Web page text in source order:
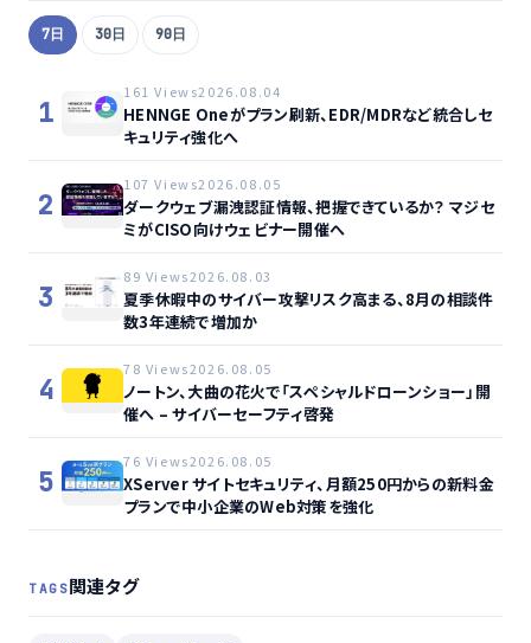
7日 30日 90日
1
161 Views2026.08.04
HENNGE Oneがプラン刷新、EDR/MDRなど統合しセ
キュリティ強化へ
2
107 Views2026.08.05
ダークウェブ漏洩認証情報、把握できているか？ マジセ
ミがCISO向けウェビナー開催へ
3
89 Views2026.08.03
夏季休暇中のサイバー攻撃リスク高まる、8月の相談件
数3年連続で増加か
4
78 Views2026.08.05
ノートン、大曲の花火で「スペシャルドローンショー」開
催へ – サイバーセーフティ啓発
5
76 Views2026.08.05
XServer サイトセキュリティ、月額250円からの新料金
プランで中小企業のWeb対策を強化
TAGS関連タグ